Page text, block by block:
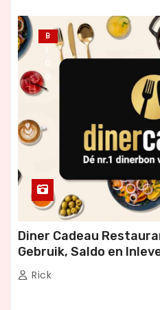
B
L
O
G
Diner Cadeau
Gebruik, Saldo en
Rick